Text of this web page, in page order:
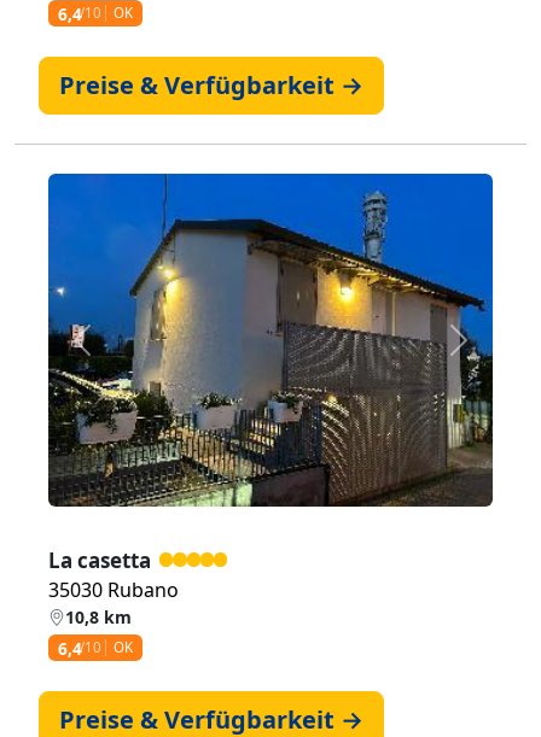
6,4/10 OK
Preise & Verfügbarkeit →
Zurück Weiter
La casetta
35030 Rubano
10,8 km
6,4/10 OK
Preise & Verfügbarkeit →